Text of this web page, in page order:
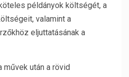
példányok költségét, a
valamint a
eljuttatásának a
művek után a rövid